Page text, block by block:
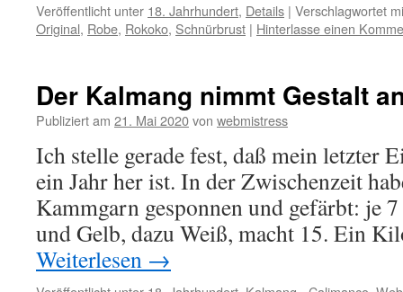
Veröffentlicht unter 18. Jahrhundert, Details | Verschlagwortet
Original, Robe, Rokoko, Schnürbrust | Hinterlasse einen
Der Kalmang nimmt Gestalt
Publiziert am 21. Mai 2020von webmistress
Ich stelle gerade fest, daß mein letzter
ein Jahr her ist. In der Zwischenzeit
Kammgarn gesponnen und gefärbt: je
und Gelb, dazu Weiß, macht 15. Ein
Weiterlesen →